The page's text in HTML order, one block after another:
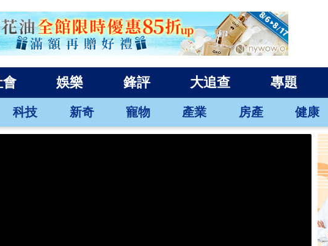
會 娛樂 鋒評 大追查 專題
科技 新奇 寵物 產業 房產 健康